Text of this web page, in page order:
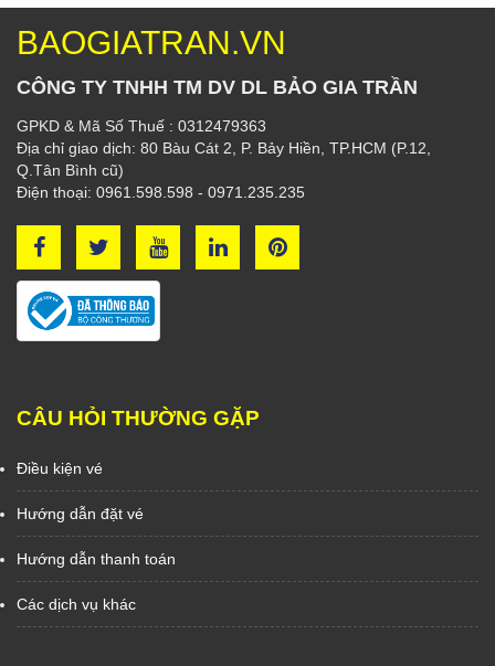
BAOGIATRAN.VN
CÔNG TY TNHH TM DV DL BẢO GIA TRẦN
GPKD & Mã Số Thuế : 0312479363
Địa chỉ giao dịch: 80 Bàu Cát 2, P. Bảy Hiền, TP.HCM (P.12,
Q.Tân Bình cũ)
Điện thoại: 0961.598.598 - 0971.235.235
CÂU HỎI THƯỜNG GẶP
Điều kiện vé
Hướng dẫn đặt vé
Hướng dẫn thanh toán
Các dịch vụ khác